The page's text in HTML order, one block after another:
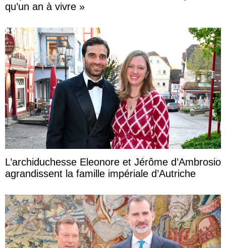
qu’un an à vivre »
L’archiduchesse Eleonore et Jérôme d’Ambrosio
agrandissent la famille impériale d’Autriche